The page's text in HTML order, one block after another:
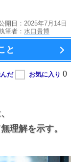
開日：2025年7月14日
筆者： 水口貴博
と
理解を示す。